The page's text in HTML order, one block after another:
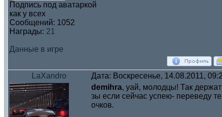
Подпись под аватаркой
как у всех
Сообщений: 1052
Награды: 21
Данные в игре
LaXandro Дата: Воскресенье, 14.08.2011,
demihra, уай, молодцы! Так
зы если сейчас успею- переведу
очков.